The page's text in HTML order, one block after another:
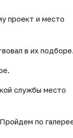
проект и место
в их подборе.
службы место
по